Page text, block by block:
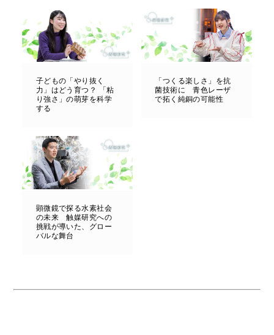
子どもの「やり抜く
力」はどう育つ？ 「粘
り強さ」の萌芽を科学
する
顕微鏡で探る水素社会
の未来 触媒研究への
挑戦が導いた、グロー
バルな舞台
「つくる楽しさ」を抗
菌技術に 青色レーザ
で拓く純銅の可能性